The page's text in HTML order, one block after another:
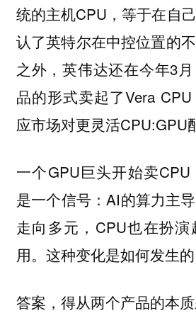
统的主机CPU，等于在自
认了英特尔在中控位置的
之外，英伟达还在今年3
品的形式卖起了Vera
应市场对更灵活CPU:GPU
一个GPU巨头开始卖
是一个信号：AI的算力主
走向多元，CPU也在扮
用。这种变化是如何发生的
答案，得从两个产品的本质